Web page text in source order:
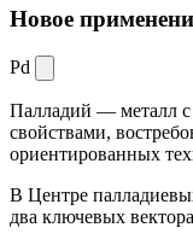
Новое
Pd
Палладий — металл
свойствами,
ориентированных
В Центре
два ключевых